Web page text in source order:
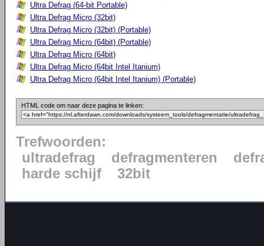
Ultra Defrag (64-bit Portable)
Ultra Defrag Micro (32bit)
Ultra Defrag Micro (32bit) (Portable)
Ultra Defrag Micro (64bit) (Portable)
Ultra Defrag Micro (64bit)
Ultra Defrag Micro (64bit Intel Itanium)
Ultra Defrag Micro (64bit Intel Itanium) (Portable)
HTML code om naar deze pagina te linken:
Trefwoorden:
ultradefrag
defragmenteren
harde schijf
32bit